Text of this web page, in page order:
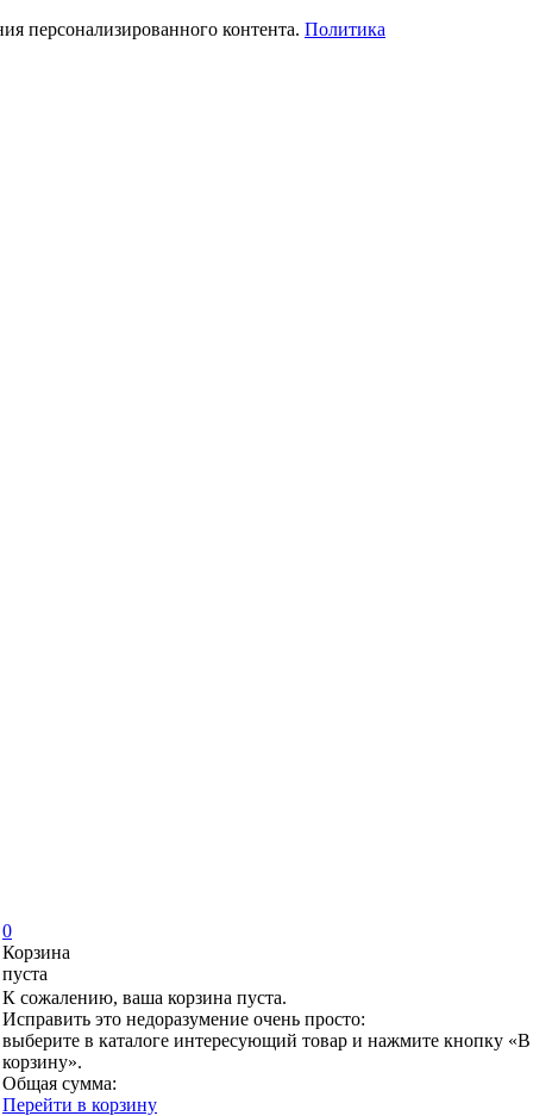
персонализированного контента. Политика
0
Корзина
пуста
К сожалению, ваша корзина пуста.
Исправить это недоразумение очень просто:
выберите в каталоге интересующий товар и нажмите кнопку «В
корзину».
Общая сумма:
Перейти в корзину